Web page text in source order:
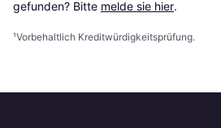
gefunden? Bitte melde sie hier.
¹Vorbehaltlich Kreditwürdigkeitsprüfung.